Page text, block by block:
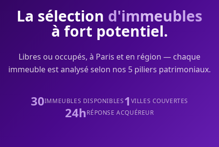
La sélection d'immeubles
à fort potentiel.
Libres ou occupés, à Paris et en région — chaque
immeuble est analysé selon nos 5 piliers patrimoniaux.
30IMMEUBLES DISPONIBLES1 VILLES COUVERTES
24hRÉPONSE ACQUÉREUR